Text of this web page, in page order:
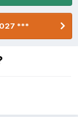
***